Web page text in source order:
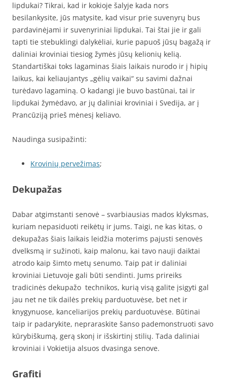
lipdukai? Tikrai, kad ir kokioje šalyje kada nors
besilankysite, jūs matysite, kad visur prie suvenyrų bus
pardavinėjami ir suvenyriniai lipdukai. Tai štai jie ir gali
tapti tie stebuklingi dalykėliai, kurie papuoš jūsų bagažą ir
daliniai kroviniai tiesiog žymės jūsų kelionių kelią.
Standartiškai toks lagaminas šiais laikais nurodo ir į hipių
laikus, kai keliaujantys „gėlių vaikai“ su savimi dažnai
turėdavo lagaminą. O kadangi jie buvo bastūnai, tai ir
lipdukai žymėdavo, ar jų daliniai kroviniai i Svedija, ar į
Prancūziją prieš mėnesį keliavo.
Naudinga susipažinti:
Krovinių pervežimas;
Dekupažas
Dabar atgimstanti senovė – svarbiausias mados klyksmas,
kuriam nepasiduoti reikėtų ir jums. Taigi, ne kas kitas, o
dekupažas šiais laikais leidžia moterims pajusti senovės
dvelksmą ir sužinoti, kaip malonu, kai tavo nauji daiktai
atrodo kaip šimto metų senumo. Taip pat ir daliniai
kroviniai Lietuvoje gali būti sendinti. Jums prireiks
tradicinės dekupažo technikos, kurią visą galite įsigyti gal
jau net ne tik dailės prekių parduotuvėse, bet net ir
knygynuose, kanceliarijos prekių parduotuvėse. Būtinai
taip ir padarykite, nepraraskite šanso pademonstruoti savo
kūrybiškumą, gerą skonį ir išskirtinį stilių. Tada daliniai
kroviniai i Vokietija alsuos dvasinga senove.
Grafiti